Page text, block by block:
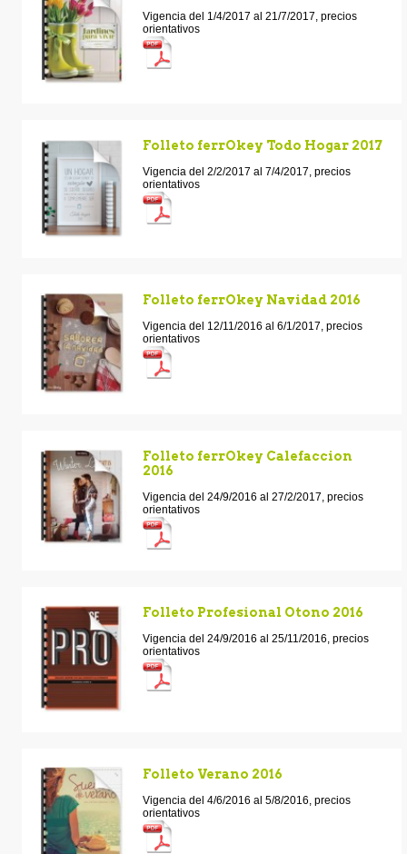
Vigencia del 1/4/2017 al 21/7/2017, precios
orientativos
Folleto ferrOkey Todo Hogar 2017
Vigencia del 2/2/2017 al 7/4/2017, precios
orientativos
Folleto ferrOkey Navidad 2016
Vigencia del 12/11/2016 al 6/1/2017, precios
orientativos
Folleto ferrOkey Calefaccion
2016
Vigencia del 24/9/2016 al 27/2/2017, precios
orientativos
Folleto Profesional Otono 2016
Vigencia del 24/9/2016 al 25/11/2016, precios
orientativos
Folleto Verano 2016
Vigencia del 4/6/2016 al 5/8/2016, precios
orientativos